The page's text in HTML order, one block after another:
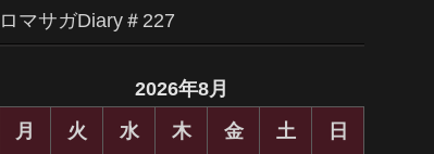
ロマサガDiary＃227
2026年8月
月
火 水 木 金 土
日